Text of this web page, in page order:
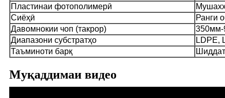
Пластинаи фотополимерӣ
Сиёҳӣ
Ранги
Давомнокии чоп (такрор)
Диапазони субстратҳо
LDPE,
Таъминоти барқ
Муқаддимаи видео